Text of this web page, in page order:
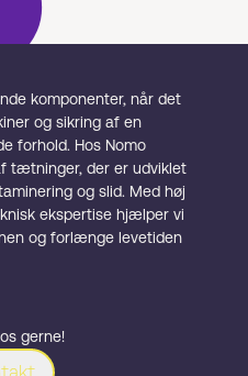
komponenter, når det
og sikring af en
forhold. Hos Nomo
tætninger, der er udviklet
og slid. Med høj
ekspertise hjælper vi
og forlænge levetiden
gerne!